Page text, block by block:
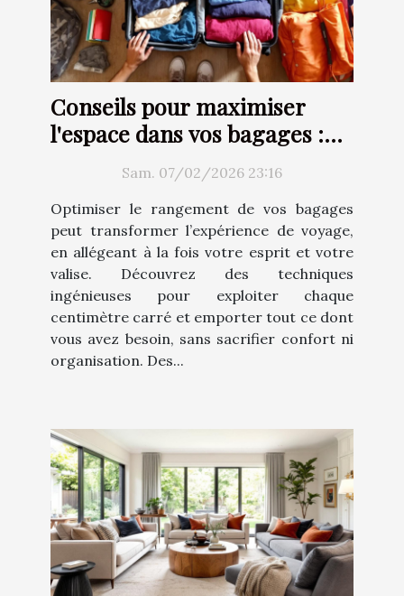
Conseils pour maximiser
l'espace dans vos bagages :
Techniques et astuces
Sam. 07/02/2026 23:16
Optimiser le rangement de vos bagages
peut transformer l’expérience de voyage,
en allégeant à la fois votre esprit et votre
valise. Découvrez des techniques
ingénieuses pour exploiter chaque
centimètre carré et emporter tout ce dont
vous avez besoin, sans sacrifier confort ni
organisation. Des...